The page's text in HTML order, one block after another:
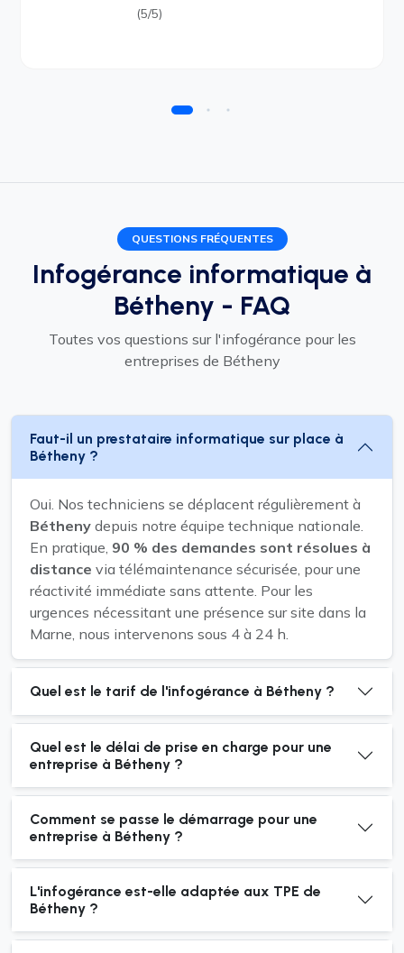
(5/5)
QUESTIONS FRÉQUENTES
Infogérance informatique à
Bétheny - FAQ
Toutes vos questions sur l'infogérance pour les
entreprises de Bétheny
Faut-il un prestataire informatique sur place à
Bétheny ?
Oui. Nos techniciens se déplacent régulièrement à
Bétheny depuis notre équipe technique nationale.
En pratique, 90 % des demandes sont résolues à
distance via télémaintenance sécurisée, pour une
réactivité immédiate sans attente. Pour les
urgences nécessitant une présence sur site dans la
Marne, nous intervenons sous 4 à 24 h.
Quel est le tarif de l'infogérance à Bétheny ?
Quel est le délai de prise en charge pour une
entreprise à Bétheny ?
Comment se passe le démarrage pour une
entreprise à Bétheny ?
L'infogérance est-elle adaptée aux TPE de
Bétheny ?